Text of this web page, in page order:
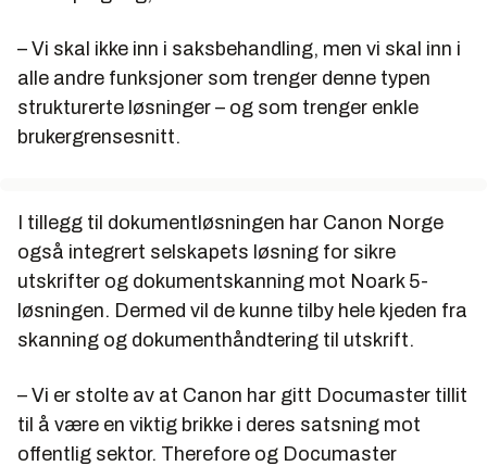
– Vi skal ikke inn i saksbehandling, men vi skal inn i
alle andre funksjoner som trenger denne typen
strukturerte løsninger – og som trenger enkle
brukergrensesnitt.
I tillegg til dokumentløsningen har Canon Norge
også integrert selskapets løsning for sikre
utskrifter og dokumentskanning mot Noark 5-
løsningen. Dermed vil de kunne tilby hele kjeden fra
skanning og dokumenthåndtering til utskrift.
– Vi er stolte av at Canon har gitt Documaster tillit
til å være en viktig brikke i deres satsning mot
offentlig sektor. Therefore og Documaster